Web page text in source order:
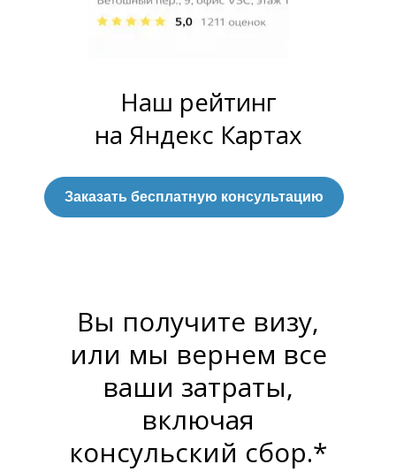
Наш рейтинг
на Яндекс Картах
Заказать бесплатную консультацию
Вы получите визу,
или мы вернем все
ваши затраты,
включая
консульский сбор.*